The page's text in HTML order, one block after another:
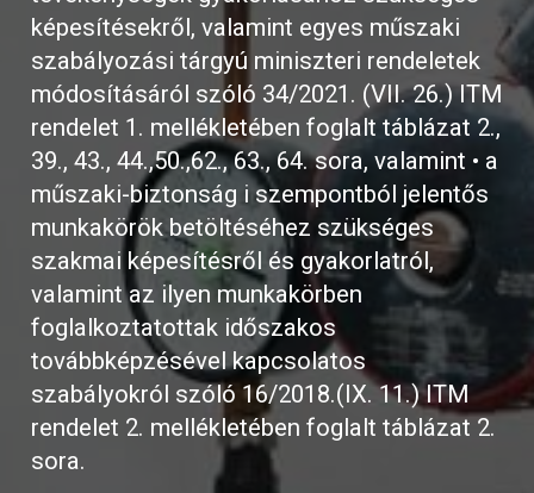
képesítésekről, valamint egyes műszaki
szabályozási tárgyú miniszteri rendeletek
módosításáról szóló 34/2021. (VII. 26.) ITM
rendelet 1. mellékletében foglalt táblázat 2.,
39., 43., 44.,50.,62., 63., 64. sora, valamint • a
műszaki-biztonság i szempontból jelentős
munkakörök betöltéséhez szükséges
szakmai képesítésről és gyakorlatról,
valamint az ilyen munkakörben
foglalkoztatottak időszakos
továbbképzésével kapcsolatos
szabályokról szóló 16/2018.(IX. 11.) ITM
rendelet 2. mellékletében foglalt táblázat 2.
sora.